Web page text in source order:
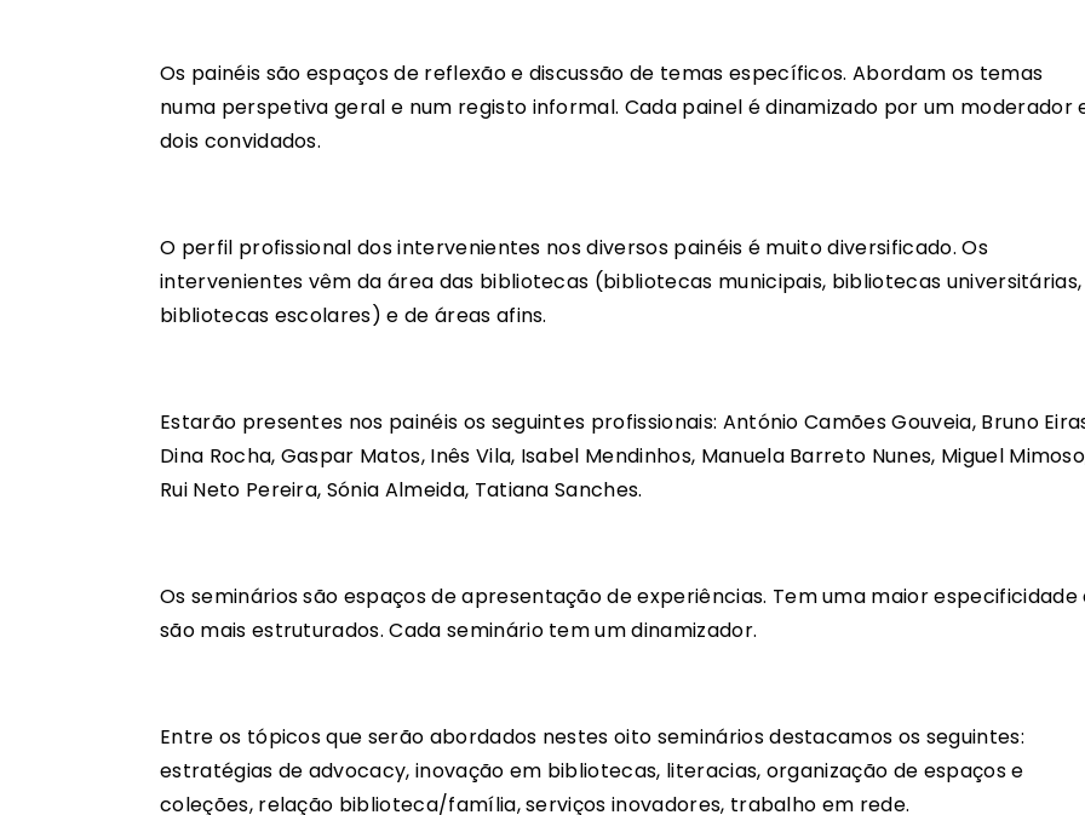
Os painéis são espaços de reflexão e discussão de temas específicos. Abordam os temas
numa perspetiva geral e num registo informal. Cada painel é dinamizado por um moderador
dois convidados.
O perfil profissional dos intervenientes nos diversos painéis é muito diversificado. Os
intervenientes vêm da área das bibliotecas (bibliotecas municipais, bibliotecas universitárias,
bibliotecas escolares) e de áreas afins.
Estarão presentes nos painéis os seguintes profissionais: António Camões Gouveia, Bruno
Dina Rocha, Gaspar Matos, Inês Vila, Isabel Mendinhos, Manuela Barreto Nunes, Miguel
Rui Neto Pereira, Sónia Almeida, Tatiana Sanches.
Os seminários são espaços de apresentação de experiências. Tem uma maior especificidade
são mais estruturados. Cada seminário tem um dinamizador.
Entre os tópicos que serão abordados nestes oito seminários destacamos os seguintes:
estratégias de advocacy, inovação em bibliotecas, literacias, organização de espaços e
coleções, relação biblioteca/família, serviços inovadores, trabalho em rede.